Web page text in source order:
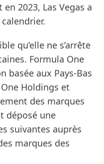
2023, Las Vegas a
qu’elle ne s’arrête
Formula One
basée aux Pays-Bas
Holdings et
des marques
déposé une
suivantes auprès
marques des